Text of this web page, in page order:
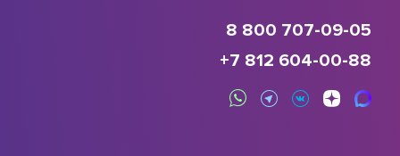
8 800 707-09-05
+7 812 604-00-88